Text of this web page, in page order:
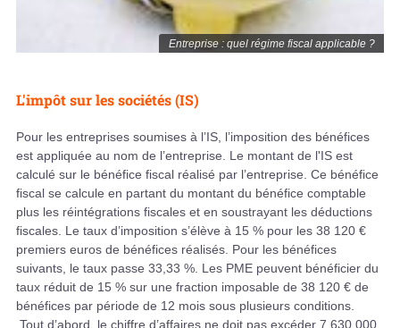
Entreprise : quel régime fiscal applicable ?
L'impôt sur les sociétés (IS)
Pour les entreprises soumises à l’IS, l’imposition des bénéfices
est appliquée au nom de l’entreprise. Le montant de l'IS est
calculé sur le bénéfice fiscal réalisé par l’entreprise. Ce bénéfice
fiscal se calcule en partant du montant du bénéfice comptable
plus les réintégrations fiscales et en soustrayant les déductions
fiscales. Le taux d’imposition s’élève à 15 % pour les 38 120 €
premiers euros de bénéfices réalisés. Pour les bénéfices
suivants, le taux passe 33,33 %. Les PME peuvent bénéficier du
taux réduit de 15 % sur une fraction imposable de 38 120 € de
bénéfices par période de 12 mois sous plusieurs conditions.
Tout d’abord, le chiffre d’affaires ne doit pas excéder 7 630 000